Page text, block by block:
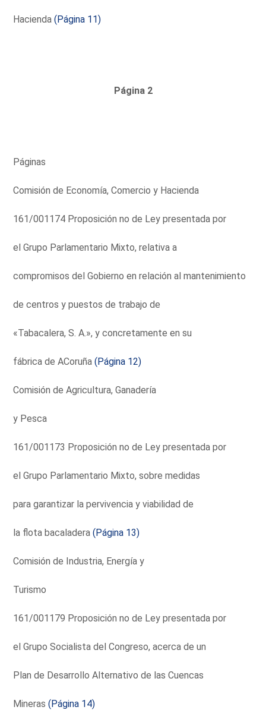
Hacienda(Página 11)
Página 2
Páginas
Comisión de Economía, Comercio y Hacienda
161/001174 Proposición no de Ley presentada por
el Grupo Parlamentario Mixto, relativa a
compromisos del Gobierno en relación al mantenimiento
de centros y puestos de trabajo de
«Tabacalera, S. A.», y concretamente en su
fábrica de ACoruña(Página 12)
Comisión de Agricultura, Ganadería
y Pesca
161/001173 Proposición no de Ley presentada por
el Grupo Parlamentario Mixto, sobre medidas
para garantizar la pervivencia y viabilidad de
la flota bacaladera(Página 13)
Comisión de Industria, Energía y
Turismo
161/001179 Proposición no de Ley presentada por
el Grupo Socialista del Congreso, acerca de un
Plan de Desarrollo Alternativo de las Cuencas
Mineras(Página 14)